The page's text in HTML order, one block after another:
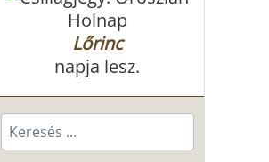
Holnap
Lőrinc
napja lesz.
Keresés...